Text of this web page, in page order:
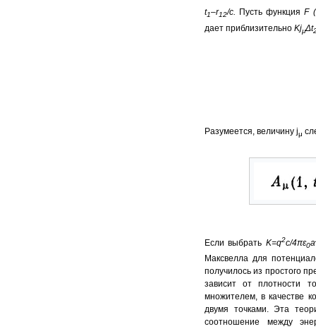
t1–r12/с. Пусть функцияF(
дает приблизительно KjμΔt
Разумеется, величину jμ
Если выбрать K=q2c/4πε0a
Максвелла для
получилось из простого
зависит от плотности
множителем, в качестве
двумя точками. Эта
соотношение между